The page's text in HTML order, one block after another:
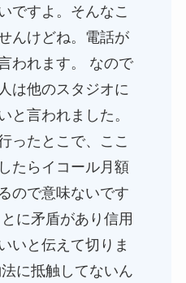
ですよ。そんなこ
んけどね。電話が
われます。 なので
は他のスタジオに
と言われました。
ったとこで、ここ
たらイコール月額
ので意味ないです
に矛盾があり信用
いと伝えて切りま
に抵触してないん